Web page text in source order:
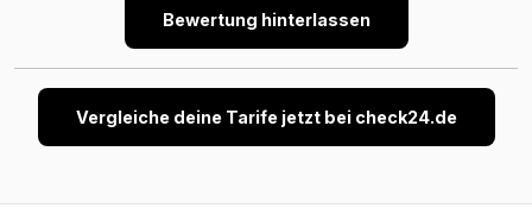
Bewertung hinterlassen
Vergleiche deine Tarife jetzt bei check24.de